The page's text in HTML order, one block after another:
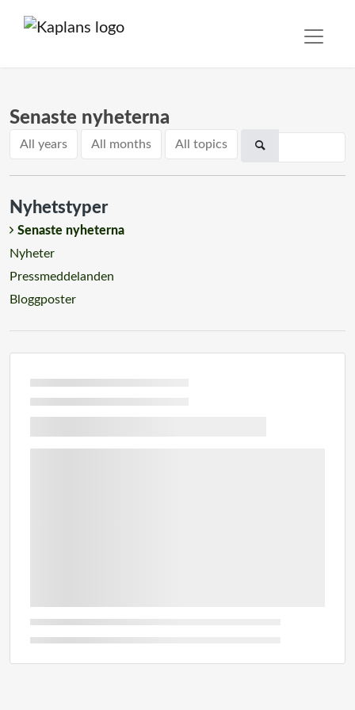
Senaste nyheterna
All years All months All topics
Nyhetstyper
Senaste nyheterna
Nyheter
Pressmeddelanden
Bloggposter